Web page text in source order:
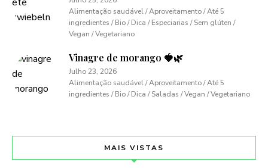
Alimentação saudável / Aproveitamento / Até 5
ingredientes / Bio / Dica / Especiarias / Sem glúten /
Vegan / Vegetariano
Vinagre de morango 🍓🌿
Julho 23, 2026
Alimentação saudável / Aproveitamento / Até 5
ingredientes / Bio / Dica / Saladas / Vegan / Vegetariano
MAIS VISTAS